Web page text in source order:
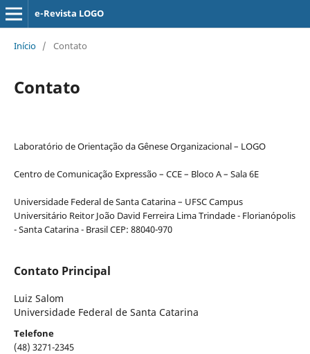
e-Revista LOGO
Início / Contato
Contato
Laboratório de Orientação da Gênese Organizacional – LOGO
Centro de Comunicação Expressão – CCE – Bloco A – Sala 6E
Universidade Federal de Santa Catarina – UFSC Campus
Universitário Reitor João David Ferreira Lima Trindade - Florianópolis
- Santa Catarina - Brasil CEP: 88040-970
Contato Principal
Luiz Salom
Universidade Federal de Santa Catarina
Telefone
(48) 3271-2345